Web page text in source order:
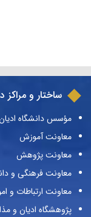
ساختار و مراکز
مؤسس دانشگاه
معاونت آموزش
معاونت پژوهش
معاونت فرهنگی و
معاونت ارتباطات و
پژوهشگاه ادیان و